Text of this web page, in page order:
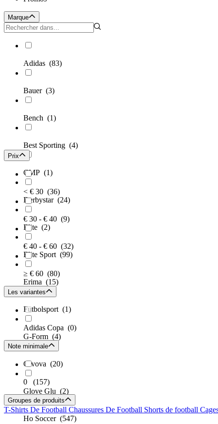
Marque
Adidas (83)
Bauer (3)
Bench (1)
Best Sporting (4)
CMP (1)
Derbystar (24)
Elite (2)
Elite Sport (99)
Erima (15)
Futbolsport (1)
G-Form (4)
Givova (20)
Glove Glu (2)
Ho Soccer (547)
Prix
< € 30 (36)
€ 30 - € 40 (9)
€ 40 - € 60 (32)
≥ € 60 (80)
Les variantes
Adidas Copa (0)
Note minimale
0 (157)
Groupes de produits
T-Shirts De Football Chaussures De Football Shorts de football